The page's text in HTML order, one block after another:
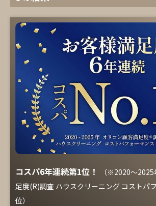
コスパ6年連続第1位！
（※2020～
足度(R)調査 ハウスクリーニング コストパ
位）